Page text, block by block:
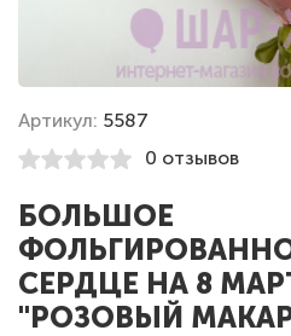
Артикул: 5587
0 отзывов
БОЛЬШОЕ
СЕРДЦЕ НА 8
"РОЗОВЫЙ